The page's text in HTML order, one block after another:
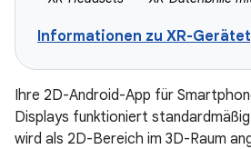
Informationen zu XR-
Ihre 2D-Android-App für
Displays funktioniert standardmäßig
wird als 2D-Bereich im 3D-Raum